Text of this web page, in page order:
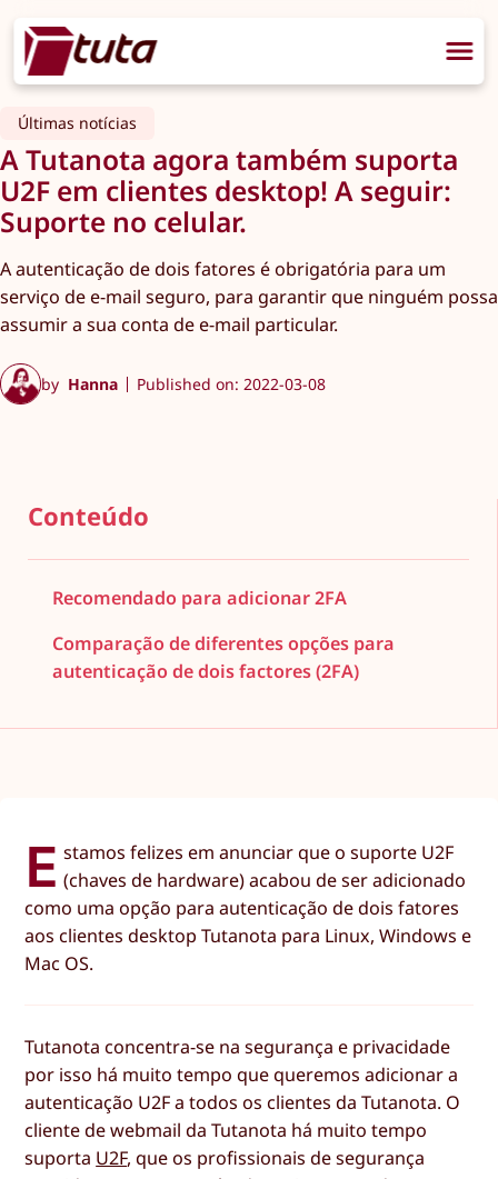
Últimas notícias
A Tutanota agora também suporta
U2F em clientes desktop! A seguir:
Suporte no celular.
A autenticação de dois fatores é obrigatória para um
serviço de e-mail seguro, para garantir que ninguém possa
assumir a sua conta de e-mail particular.
by Hanna Published on: 2022-03-08
Conteúdo
Recomendado para adicionar 2FA
Comparação de diferentes opções para
autenticação de dois factores (2FA)
E stamos felizes em anunciar que o suporte U2F
(chaves de hardware) acabou de ser adicionado
como uma opção para autenticação de dois fatores
aos clientes desktop Tutanota para Linux, Windows e
Mac OS.
Tutanota concentra-se na segurança e privacidade
por isso há muito tempo que queremos adicionar a
autenticação U2F a todos os clientes da Tutanota. O
cliente de webmail da Tutanota há muito tempo
suporta U2F, que os profissionais de segurança